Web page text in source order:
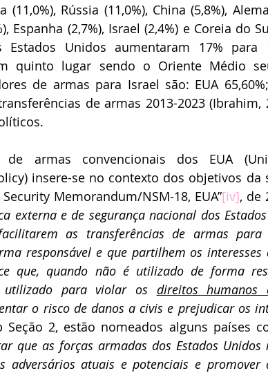
(11,0%), Rússia (11,0%), China (5,8%),
Espanha (2,7%), Israel (2,4%) e Coreia do
Estados Unidos aumentaram 17% para
quinto lugar sendo o Oriente Médio
de armas para Israel são: EUA
de armas 2013-2023 (Ibrahim,
armas convencionais dos EUA
insere-se no contexto dos objetivos da
Memorandum/NSM-18, EUA”[iv], de
externa e de segurança nacional dos
as transferências de armas para
responsável e que partilhem os interesses
que, quando não é utilizado de forma
para violar os direitos
o risco de danos a civis e prejudicar os
Seção 2, estão nomeados alguns países
que as forças armadas dos Estados Unidos
adversários atuais e potenciais e promover